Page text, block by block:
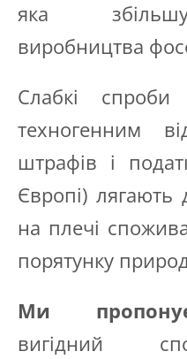
яка
виробництва
Слабкі
техногенним
штрафів і
Європі) лягають
на плечі
порятунку
Ми
вигідний